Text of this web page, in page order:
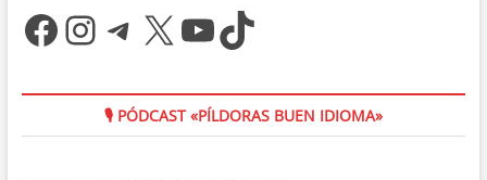
Facebook
Instagram
Telegram
X YouTube
TikTok
🎙 PÓDCAST «PÍLDORAS BUEN IDIOMA»